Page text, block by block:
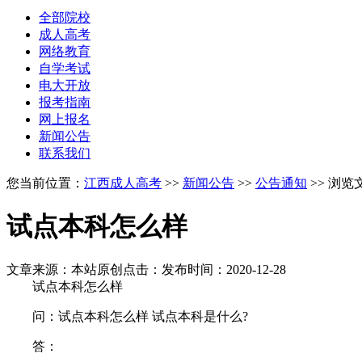
全部院校
成人高考
网络教育
自学考试
电大开放
报考指南
网上报名
新闻公告
联系我们
您当前位置： 江西成人高考 >> 新闻公告 >> 公告通知 >> 浏览
试点本科怎么样
文章来源：本站原创 点击： 发布时间：2020-12-28
试点本科怎么样
问：试点本科怎么样 试点本科是什么?
答：